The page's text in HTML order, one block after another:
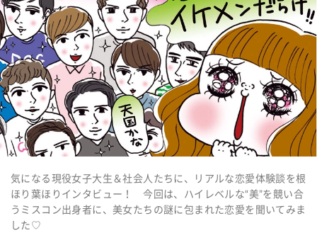
気になる現役女子大生＆社会人たちに、リアルな恋愛体験談を根
ほり葉ほりインタビュー！ 今回は、ハイレベルな“美”を競い合
うミスコン出身者に、美女たちの謎に包まれた恋愛を聞いてみま
した♡